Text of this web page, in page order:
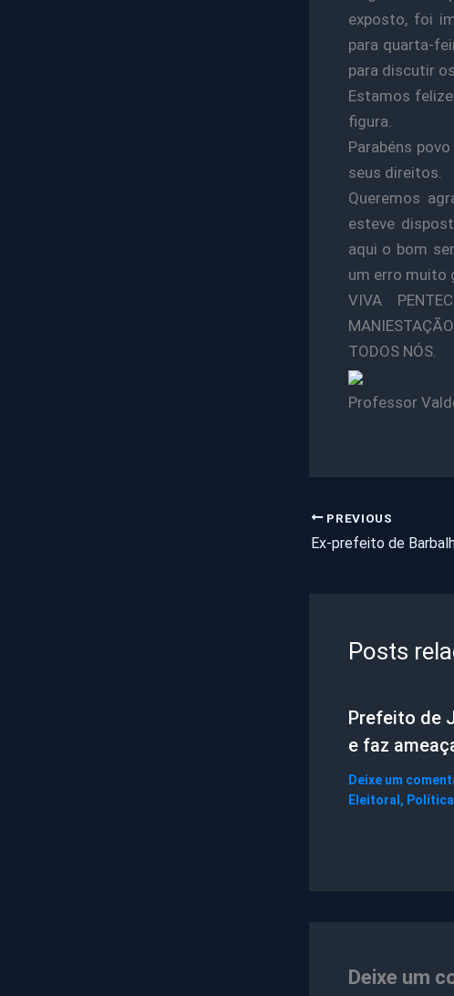
exposto, foi
para quarta-
para discutir
Estamos
figura.
Parabéns
seus direitos.
Queremos
esteve
aqui o bom
um erro muito
VIVA
TODOS NÓS.
Professor
PREVIOUS
Posts
Prefeito de
e faz
Deixe um
Eleitoral, Política
Deixe um